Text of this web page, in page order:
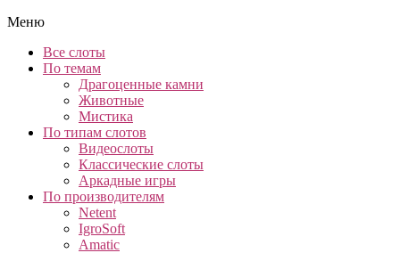
Меню
Все слоты
По темам
Драгоценные камни
Животные
Мистика
По типам слотов
Видеослоты
Классические слоты
Аркадные игры
По производителям
Netent
IgroSoft
Amatic